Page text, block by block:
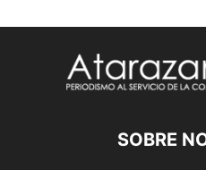
SOBRE